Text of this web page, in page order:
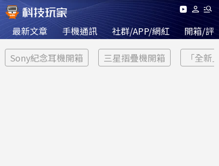
最新文章 手機通訊 社群/APP/網紅 開箱/評
Sony紀念耳機開箱 三星摺疊機開箱 「全新